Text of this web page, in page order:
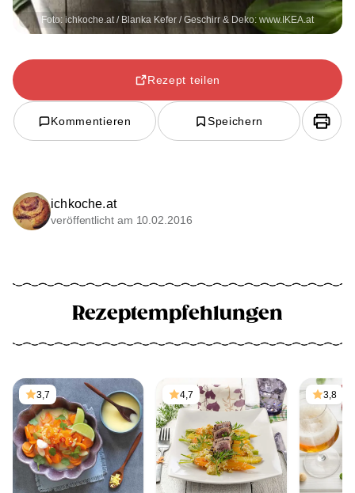
Foto: ichkoche.at / Blanka Kefer / Geschirr & Deko: www.IKEA.at
Rezept teilen
Kommentieren Speichern
ichkoche.at
veröffentlicht am 10.02.2016
Rezeptempfehlungen
3,7 4,7 3,8